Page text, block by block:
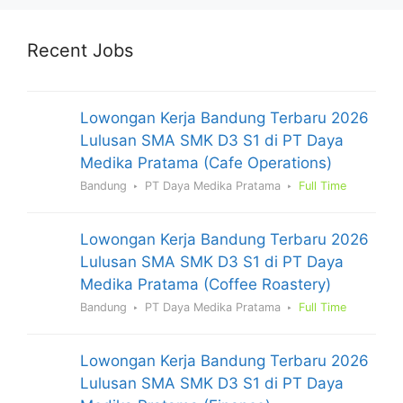
Recent Jobs
Lowongan Kerja Bandung Terbaru 2026
Lulusan SMA SMK D3 S1 di PT Daya
Medika Pratama (Cafe Operations)
Bandung PT Daya Medika Pratama Full Time
Lowongan Kerja Bandung Terbaru 2026
Lulusan SMA SMK D3 S1 di PT Daya
Medika Pratama (Coffee Roastery)
Bandung PT Daya Medika Pratama Full Time
Lowongan Kerja Bandung Terbaru 2026
Lulusan SMA SMK D3 S1 di PT Daya